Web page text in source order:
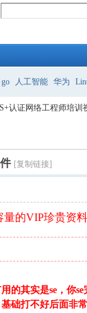
go 人工智能 华为
认证网络工程师培训
[复制链接]
量的VIP珍贵
的其实是se，你
础打不好后面非